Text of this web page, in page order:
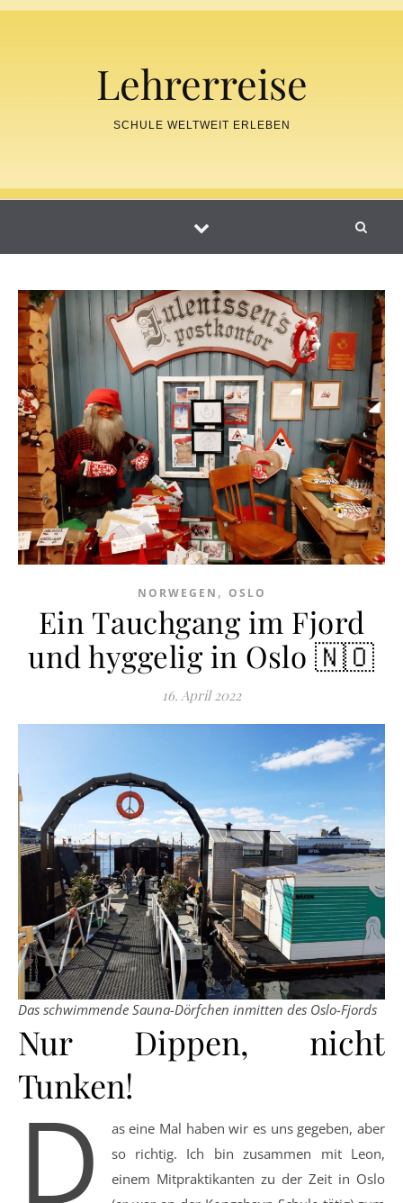
Skip to content
Lehrerreise
SCHULE WELTWEIT ERLEBEN
NORWEGEN , OSLO
Ein Tauchgang im Fjord
und hyggelig in Oslo 🇳🇴
16. April 2022
Das schwimmende Sauna-Dörfchen inmitten des Oslo-Fjords
Nur Dippen, nicht
Tunken!
D
as eine Mal haben wir es uns gegeben, aber
so richtig. Ich bin zusammen mit Leon,
einem Mitpraktikanten zu der Zeit in Oslo